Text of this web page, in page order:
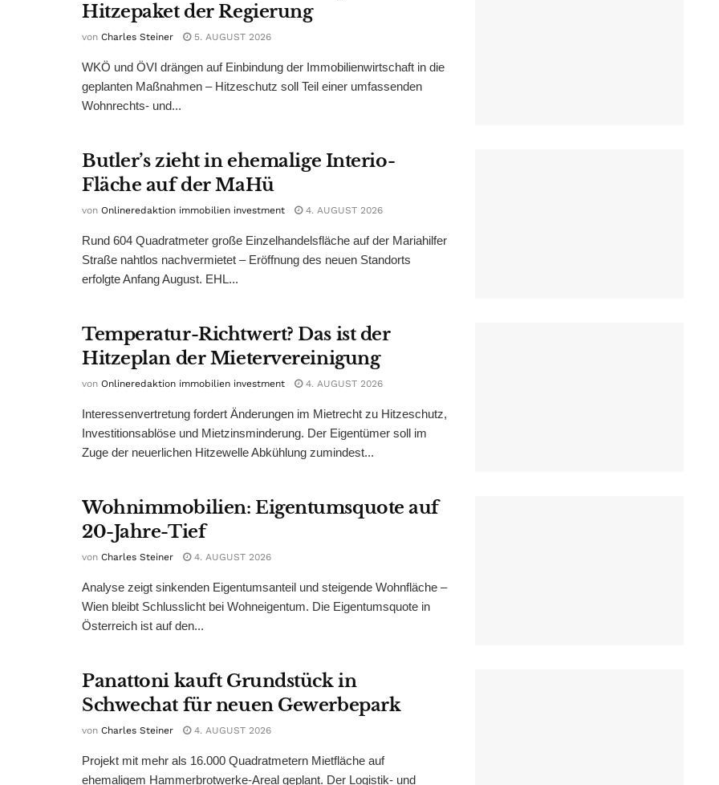
Hitzepaket der Regierung
von Charles Steiner 5. AUGUST 2026
WKÖ und ÖVI drängen auf Einbindung der Immobilienwirtschaft in die
geplanten Maßnahmen – Hitzeschutz soll Teil einer umfassenden
Wohnrechts- und...
Butler’s zieht in ehemalige Interio-
Fläche auf der MaHü
von Onlineredaktion immobilien investment 4. AUGUST 2026
Rund 604 Quadratmeter große Einzelhandelsfläche auf der Mariahilfer
Straße nahtlos nachvermietet – Eröffnung des neuen Standorts
erfolgte Anfang August. EHL...
Temperatur-Richtwert? Das ist der
Hitzeplan der Mietervereinigung
von Onlineredaktion immobilien investment 4. AUGUST 2026
Interessenvertretung fordert Änderungen im Mietrecht zu Hitzeschutz,
Investitionsablöse und Mietzinsminderung. Der Eigentümer soll im
Zuge der neuerlichen Hitzewelle Abkühlung zumindest...
Wohnimmobilien: Eigentumsquote auf
20-Jahre-Tief
von Charles Steiner 4. AUGUST 2026
Analyse zeigt sinkenden Eigentumsanteil und steigende Wohnfläche –
Wien bleibt Schlusslicht bei Wohneigentum. Die Eigentumsquote in
Österreich ist auf den...
Panattoni kauft Grundstück in
Schwechat für neuen Gewerbepark
von Charles Steiner 4. AUGUST 2026
Projekt mit mehr als 16.000 Quadratmetern Mietfläche auf
ehemaligem Hammerbrotwerke-Areal geplant. Der Logistik- und